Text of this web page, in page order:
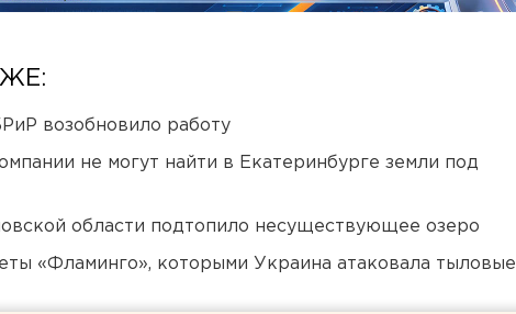
возобновило работу
не могут найти в Екатеринбурге земли под
области подтопило несуществующее озеро
«Фламинго», которыми Украина атаковала тыловые